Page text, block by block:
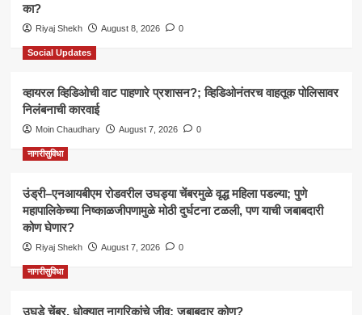
का?
Riyaj Shekh August 8, 2026 0
Social Updates
व्हायरल व्हिडिओची वाट पाहणारे प्रशासन?; व्हिडिओनंतरच वाहतूक पोलिसावर
निलंबनाची कारवाई
Moin Chaudhary August 7, 2026 0
नागरीसुविधा
उंड्री–एनआयबीएम रोडवरील उघड्या चेंबरमुळे वृद्ध महिला पडल्या; पुणे
महापालिकेच्या निष्काळजीपणामुळे मोठी दुर्घटना टळली, पण याची जबाबदारी
कोण घेणार?
Riyaj Shekh August 7, 2026 0
नागरीसुविधा
उघडे चेंबर, धोक्यात नागरिकांचे जीव; जबाबदार कोण?